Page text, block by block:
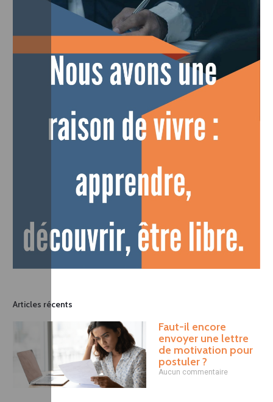
Articles récents
Faut-il encore
envoyer une lettre
de motivation pour
postuler ?
Aucun commentaire